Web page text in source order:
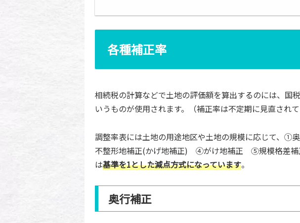
各種補正率
相続税の計算などで土地の評価額を算出するのには、国
いうものが使用されます。（補正率は不定期に見直されて
調整率表には土地の用途地区や土地の規模に応じて
不整形地補正(かげ地補正) ④がけ地補正 ⑤規模格差補
は基準を1とした減点方式になっています。
奥行補正